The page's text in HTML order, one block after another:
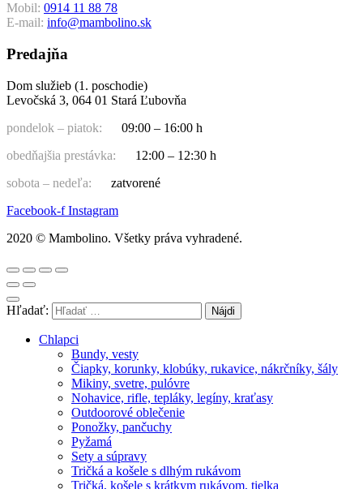
Mobil: 0914 11 88 78
E-mail: info@mambolino.sk
Predajňa
Dom služieb (1. poschodie)
Levočská 3, 064 01 Stará Ľubovňa
pondelok – piatok:
09:00 – 16:00 h
obedňajšia prestávka:
12:00 – 12:30 h
sobota – nedeľa:
zatvorené
Facebook-f Instagram
2020 © Mambolino. Všetky práva vyhradené.
Hľadať:
Chlapci
Bundy, vesty
Čiapky, korunky, klobúky, rukavice, nákrčníky, šály
Mikiny, svetre, pulóvre
Nohavice, rifle, tepláky, legíny, kraťasy
Outdoorové oblečenie
Ponožky, pančuchy
Pyžamá
Sety a súpravy
Tričká a košele s dlhým rukávom
Tričká, košele s krátkym rukávom, tielka